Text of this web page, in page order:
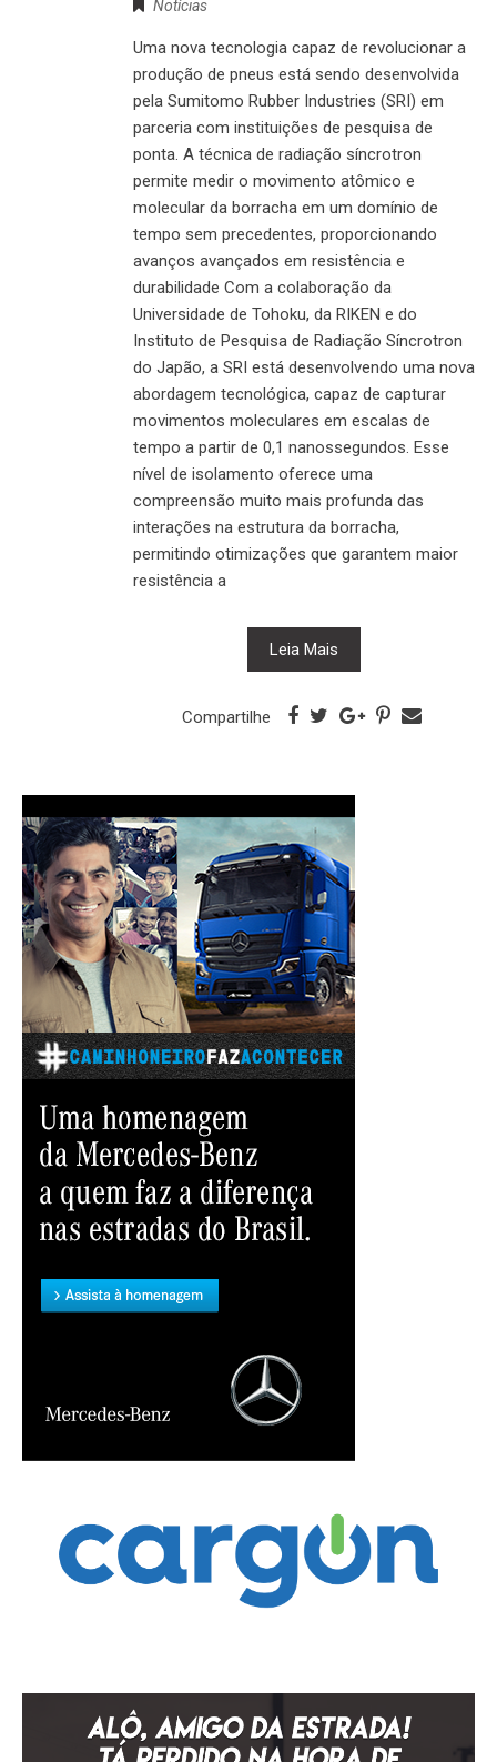
Notícias
Uma nova tecnologia capaz de revolucionar a
produção de pneus está sendo desenvolvida
pela Sumitomo Rubber Industries (SRI) em
parceria com instituições de pesquisa de
ponta. A técnica de radiação síncrotron
permite medir o movimento atômico e
molecular da borracha em um domínio de
tempo sem precedentes, proporcionando
avanços avançados em resistência e
durabilidade Com a colaboração da
Universidade de Tohoku, da RIKEN e do
Instituto de Pesquisa de Radiação Síncrotron
do Japão, a SRI está desenvolvendo uma nova
abordagem tecnológica, capaz de capturar
movimentos moleculares em escalas de
tempo a partir de 0,1 nanossegundos. Esse
nível de isolamento oferece uma
compreensão muito mais profunda das
interações na estrutura da borracha,
permitindo otimizações que garantem maior
resistência a
Leia Mais
Compartilhe